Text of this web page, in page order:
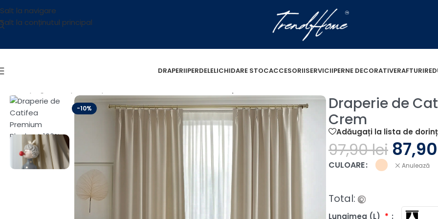
Salt la navigare
Salt la conținutul principal
DRAPERIIPERDELELICHIDARE STOCACCESORIISERVICIIPERNE DECORATIVERAFTURI
-10%
Draperie de
Crem
Adăugați la lista de
97,90lei
CULOARE Anulează
Lungimea (L) *
Total: